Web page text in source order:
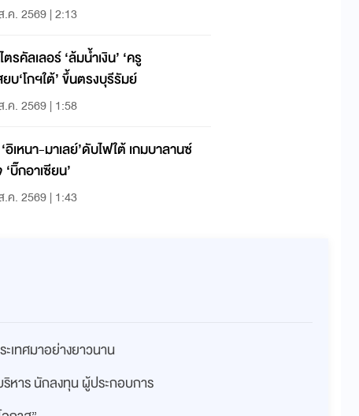
.ค. 2569 | 2:13
รคัลเลอร์ ‘ล้มน้ำเงิน’ ‘ครู
บ‘โกฯใต้’ ขึ้นตรงบุรีรัมย์
.ค. 2569 | 1:58
หนา-มาเลย์’ดับไฟใต้ เกมบาลานซ์
บิ๊กอาเซียน’
.ค. 2569 | 1:43
เทศมาอย่างยาวนาน
หาร นักลงทุน ผู้ประกอบการ